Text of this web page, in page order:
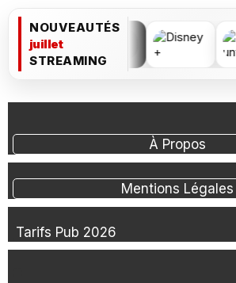
NOUVEAUTÉS
juillet
STREAMING
À Propos
Mentions Légales
Tarifs Pub 2026